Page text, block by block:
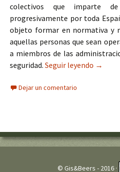
colectivos que imparte
progresivamente por toda
objeto formar en normativa y
aquellas personas que sean
a miembros de las
seguridad. Seguir leyendo →
Dejar un comentario
© Gis&Beers - 2016 ·